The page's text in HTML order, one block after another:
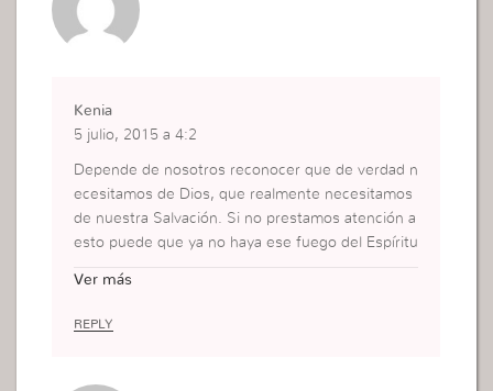
Kenia
5 julio, 2015 a 4:2
Depende de nosotros reconocer que de verdad n
ecesitamos de Dios, que realmente necesitamos
de nuestra Salvación. Si no prestamos atención a
esto puede que ya no haya ese fuego del Espíritu
Ver más
REPLY